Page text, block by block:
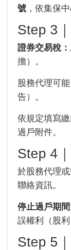
號 ，依集保
Step 3
證券交易稅
擔）。
股務代理可
告）。
依規定填寫
過戶附件。
Step 4
於股務代理
聯絡資訊。
停止過戶期間
誤權利（股利
Step 5